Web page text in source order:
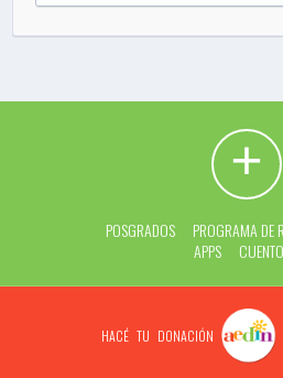
+
POSGRADOS PROGRAMA DE
APPS
HACÉ TU DONACIÓN